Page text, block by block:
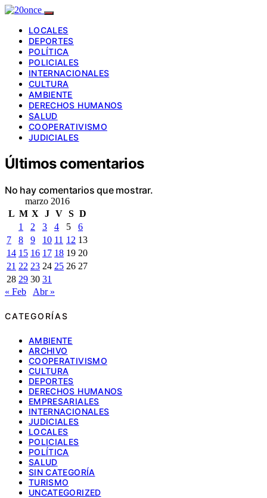
LOCALES
DEPORTES
POLÍTICA
POLICIALES
INTERNACIONALES
CULTURA
AMBIENTE
DERECHOS HUMANOS
SALUD
COOPERATIVISMO
JUDICIALES
Últimos comentarios
No hay comentarios que mostrar.
marzo 2016
L M X J V S D
1
2 3 4 5
6
7
8 9 10 11 12 13
14 15 16 17 18 19 20
21 22 23 24 25 26 27
28 29 30 31
« Feb
Abr »
CATEGORÍAS
AMBIENTE
ARCHIVO
COOPERATIVISMO
CULTURA
DEPORTES
DERECHOS HUMANOS
EMPRESARIALES
INTERNACIONALES
JUDICIALES
LOCALES
POLICIALES
POLÍTICA
SALUD
SIN CATEGORÍA
TURISMO
UNCATEGORIZED